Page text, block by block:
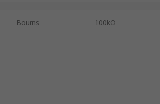
Bourns 100kΩ